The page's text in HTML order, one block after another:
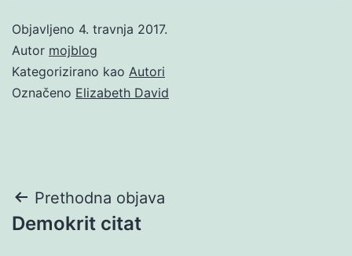
Objavljeno 4. travnja 2017.
Autor mojblog
Kategorizirano kao Autori
Označeno Elizabeth David
Navigacija
objava
Prethodna objava
Demokrit citat